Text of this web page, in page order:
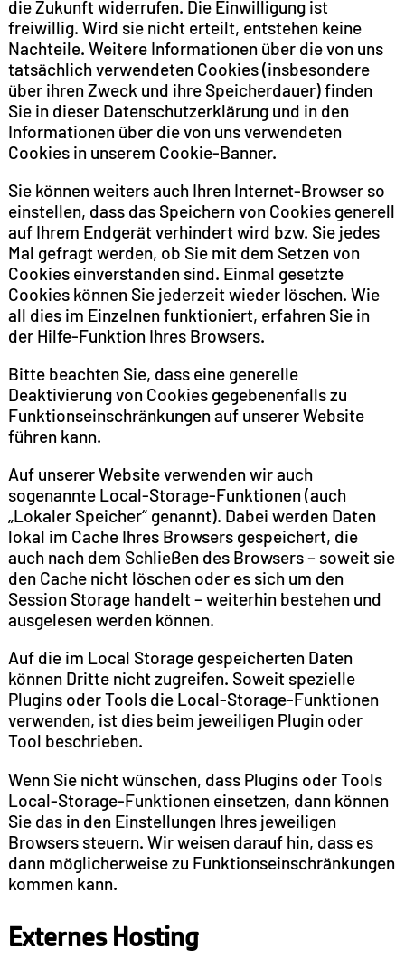
die Zukunft widerrufen. Die Einwilligung ist
freiwillig. Wird sie nicht erteilt, entstehen keine
Nachteile. Weitere Informationen über die von uns
tatsächlich verwendeten Cookies (insbesondere
über ihren Zweck und ihre Speicherdauer) finden
Sie in dieser Datenschutzerklärung und in den
Informationen über die von uns verwendeten
Cookies in unserem Cookie-Banner.
Sie können weiters auch Ihren Internet-Browser so
einstellen, dass das Speichern von Cookies generell
auf Ihrem Endgerät verhindert wird bzw. Sie jedes
Mal gefragt werden, ob Sie mit dem Setzen von
Cookies einverstanden sind. Einmal gesetzte
Cookies können Sie jederzeit wieder löschen. Wie
all dies im Einzelnen funktioniert, erfahren Sie in
der Hilfe-Funktion Ihres Browsers.
Bitte beachten Sie, dass eine generelle
Deaktivierung von Cookies gegebenenfalls zu
Funktionseinschränkungen auf unserer Website
führen kann.
Auf unserer Website verwenden wir auch
sogenannte Local-Storage-Funktionen (auch
„Lokaler Speicher“ genannt). Dabei werden Daten
lokal im Cache Ihres Browsers gespeichert, die
auch nach dem Schließen des Browsers – soweit sie
den Cache nicht löschen oder es sich um den
Session Storage handelt – weiterhin bestehen und
ausgelesen werden können.
Auf die im Local Storage gespeicherten Daten
können Dritte nicht zugreifen. Soweit spezielle
Plugins oder Tools die Local-Storage-Funktionen
verwenden, ist dies beim jeweiligen Plugin oder
Tool beschrieben.
Wenn Sie nicht wünschen, dass Plugins oder Tools
Local-Storage-Funktionen einsetzen, dann können
Sie das in den Einstellungen Ihres jeweiligen
Browsers steuern. Wir weisen darauf hin, dass es
dann möglicherweise zu Funktionseinschränkungen
kommen kann.
Externes Hosting